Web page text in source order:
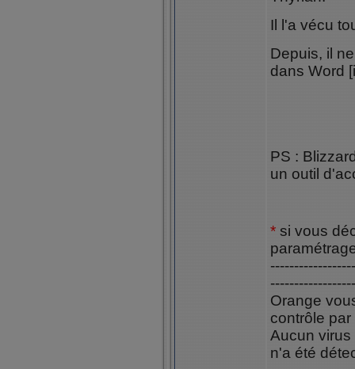
Il l'a vécu
Depuis, il
dans Word
PS :
un outil
* si vous
Orange
contrôle
Aucun
n'a été